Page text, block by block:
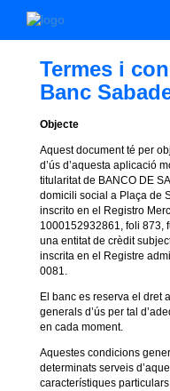
Termes i
Banc
Objecte
Aquest document té per
d’ús d’aquesta aplicació
titularitat de BANCO DE
domicili social a Plaça de
inscrito en el Registro
1000152932861, foli 873,
una entitat de crèdit
inscrita en el Registre
0081.
El banc es reserva el dret
generals d’ús per tal
en cada moment.
Aquestes condicions
determinats serveis
característiques